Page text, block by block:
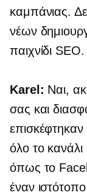
καμπάνιας.
νέων
παιχνίδι SEO.
Karel: Ναι,
σας και
όλο το
όπως το
έναν